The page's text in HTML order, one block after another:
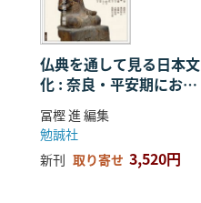
仏典を通して見る日本文
化 : 奈良・平安期におけ
る仏教の受容・融合・展
開
冨樫 進 編集
勉誠社
新刊 取り寄せ 3,520円